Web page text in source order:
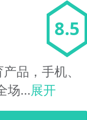
8.5
品，手机、
场...展开